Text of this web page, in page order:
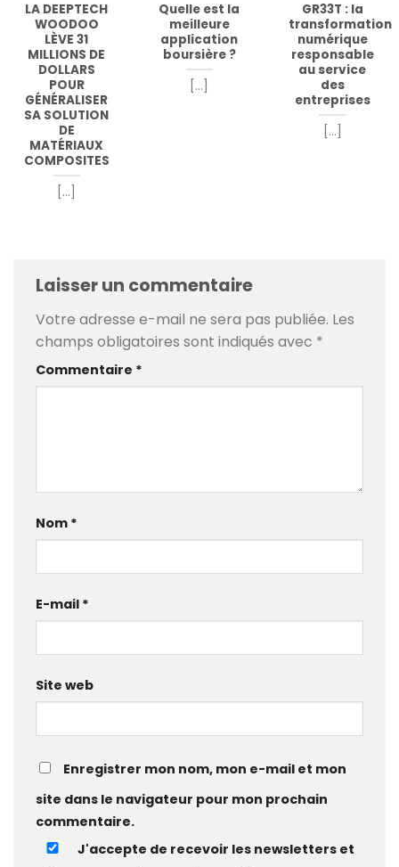
LA DEEPTECH
WOODOO
LÈVE 31
MILLIONS DE
DOLLARS
POUR
GÉNÉRALISER
SA SOLUTION
DE
MATÉRIAUX
COMPOSITES
[...]
Quelle est la
meilleure
application
boursière ?
[...]
GR33T : la
transformation
numérique
responsable
au service
des
entreprises
[...]
Laisser un commentaire
Votre adresse e-mail ne sera pas publiée. Les
champs obligatoires sont indiqués avec *
Commentaire *
Nom *
E-mail *
Site web
Enregistrer mon nom, mon e-mail et mon
site dans le navigateur pour mon prochain
commentaire.
J'accepte de recevoir les newsletters et